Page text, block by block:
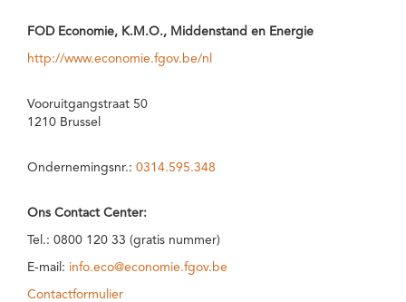
FOD Economie, K.M.O., Middenstand en Energie
http://www.economie.fgov.be/nl
Vooruitgangstraat 50
1210 Brussel
Ondernemingsnr.: 0314.595.348
Ons Contact Center:
Tel.: 0800 120 33 (gratis nummer)
E-mail: info.eco@economie.fgov.be
Contactformulier